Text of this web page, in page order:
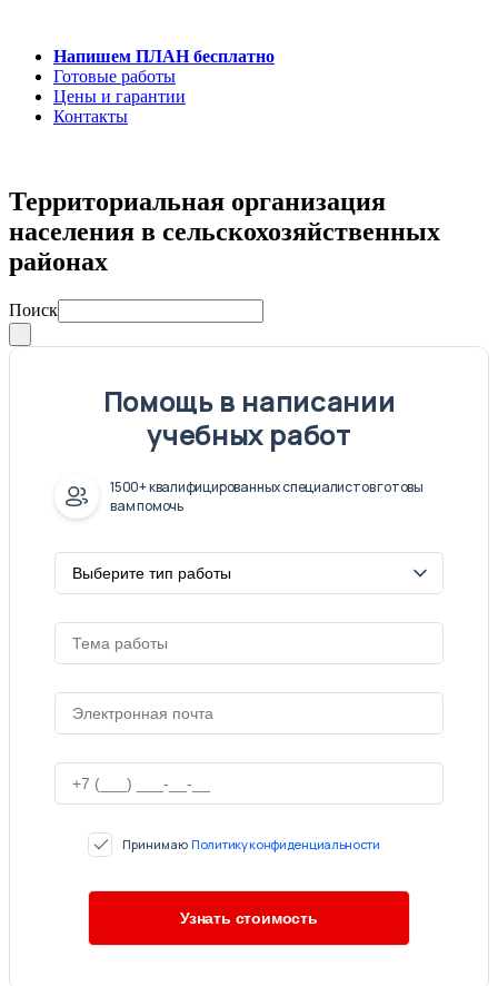
Напишем ПЛАН бесплатно
Готовые работы
Цены и гарантии
Контакты
Территориальная организация
населения в сельскохозяйственных
районах
Поиск
Помощь в написании
учебных работ
1500+ квалифицированных специалистов готовы
вам помочь
Принимаю Политику конфиденциальности